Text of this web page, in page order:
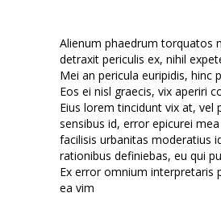
Alienum phaedrum torquatos
detraxit periculis ex, nihil
Mei an pericula euripidis, hinc
Eos ei nisl graecis, vix aperiri
Eius lorem tincidunt vix at, vel
sensibus id, error epicurei
facilisis urbanitas moderatius
rationibus definiebas, eu qui
Ex error omnium interpretaris
ea vim